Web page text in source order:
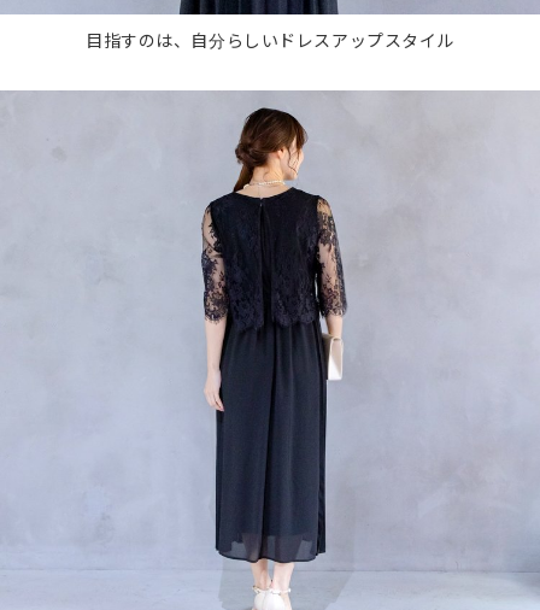
目指すのは、自分らしいドレスアップスタイル